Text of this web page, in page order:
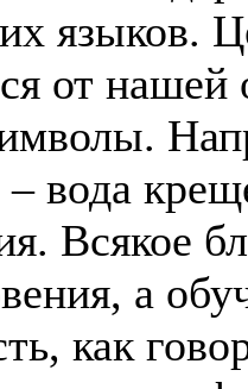
языков.
от
– вода
Всякое
а
как